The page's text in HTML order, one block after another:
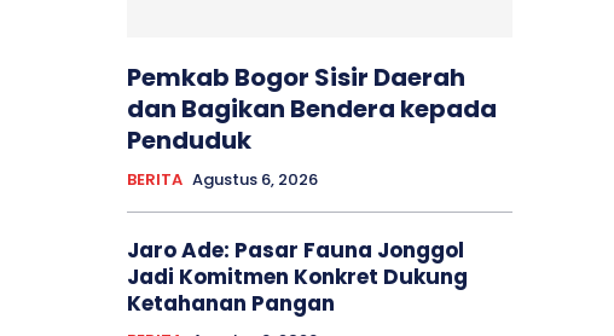
Pemkab Bogor Sisir Daerah
dan Bagikan Bendera kepada
Penduduk
BERITA Agustus 6, 2026
Jaro Ade: Pasar Fauna Jonggol
Jadi Komitmen Konkret Dukung
Ketahanan Pangan